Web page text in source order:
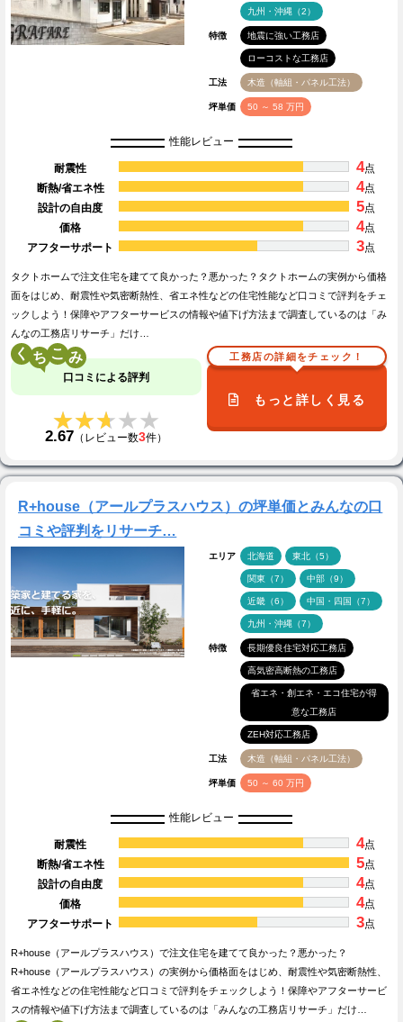
九州・沖縄（2）
特徴 地震に強い工務店
ローコストな工務店
工法 木造（軸組・パネル工法）
坪単価 50 ～ 58 万円
性能レビュー
耐震性 4点
断熱/省エネ性
4点
設計の自由度
5点
価格
4点
アフターサポート
3点
タクトホームで注文住宅を建てて良かった？悪かった？タクトホームの実例から価格
面をはじめ、耐震性や気密断熱性、省エネ性などの住宅性能など口コミで評判をチェ
ックしよう！保障やアフターサービスの情報や値下げ方法まで調査しているのは「み
んなの工務店リサーチ」だけ…
く こ
口コミによる評判
★★★★★
★★★★★
2.67 （レビュー数3件）
工務店の詳細をチェック！
もっと詳しく見る
R+house（アールプラスハウス）の坪単価とみんなの口
コミや評判をリサーチ…
エリア 北海道 東北（5）
関東（7） 中部（9）
近畿（6） 中国・四国（7）
九州・沖縄（7）
特徴 長期優良住宅対応工務店
高気密高断熱の工務店
省エネ・創エネ・エコ住宅が得
意な工務店
ZEH対応工務店
工法 木造（軸組・パネル工法）
坪単価 50 ～ 60 万円
性能レビュー
耐震性 4点
断熱/省エネ性
5点
設計の自由度
4点
価格
4点
アフターサポート
3点
R+house（アールプラスハウス）で注文住宅を建てて良かった？悪かった？
R+house（アールプラスハウス）の実例から価格面をはじめ、耐震性や気密断熱性、
省エネ性などの住宅性能など口コミで評判をチェックしよう！保障やアフターサービ
スの情報や値下げ方法まで調査しているのは「みんなの工務店リサーチ」だけ…